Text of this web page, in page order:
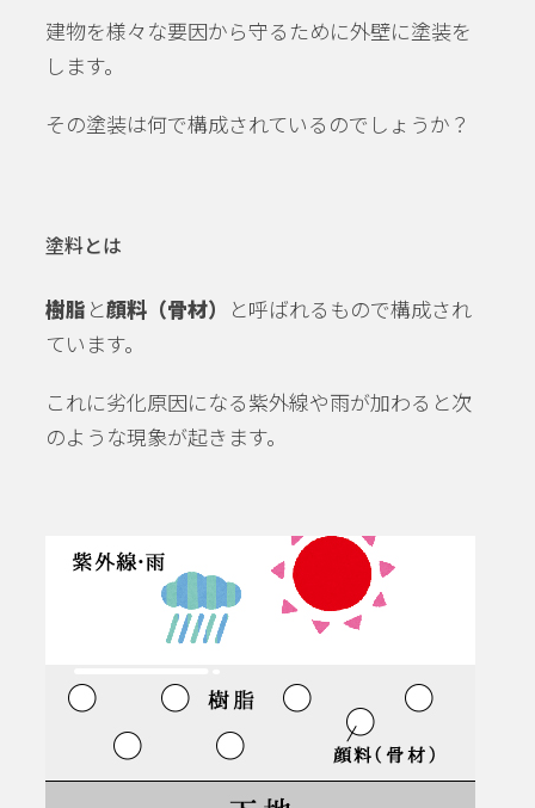
建物を様々な要因から守るために外壁に塗装を
します。
その塗装は何で構成されているのでしょうか？
塗料とは
樹脂 と顔料（骨材） と呼ばれるもので構成され
ています。
これに劣化原因になる紫外線や雨が加わると次
のような現象が起きます。